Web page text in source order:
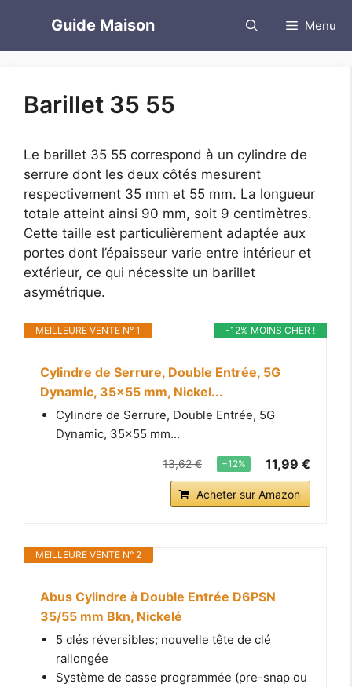
contenu
Guide Maison Menu
Barillet 35 55
Le barillet 35 55 correspond à un cylindre de
serrure dont les deux côtés mesurent
respectivement 35 mm et 55 mm. La longueur
totale atteint ainsi 90 mm, soit 9 centimètres.
Cette taille est particulièrement adaptée aux
portes dont l’épaisseur varie entre intérieur et
extérieur, ce qui nécessite un barillet
asymétrique.
-12% MOINS CHER !
MEILLEURE VENTE N° 1
Cylindre de Serrure, Double Entrée, 5G
Dynamic, 35x55 mm, Nickel...
Cylindre de Serrure, Double Entrée, 5G
Dynamic, 35x55 mm...
13,62 € −12% 11,99 €
Acheter sur Amazon
MEILLEURE VENTE N° 2
Abus Cylindre à Double Entrée D6PSN
35/55 mm Bkn, Nickelé
5 clés réversibles; nouvelle tête de clé
rallongée
Système de casse programmée (pre-snap ou